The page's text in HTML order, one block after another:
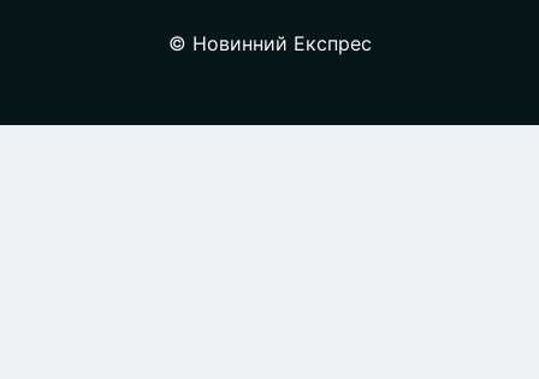
© Новинний Експрес